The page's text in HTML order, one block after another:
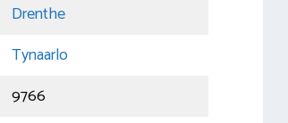
Drenthe
Tynaarlo
9766